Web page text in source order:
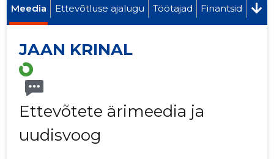
Meedia Ettevõtluse ajalugu Töötajad Finantsid
JAAN KRINAL
Ettevõtete ärimeedia ja
uudisvoog